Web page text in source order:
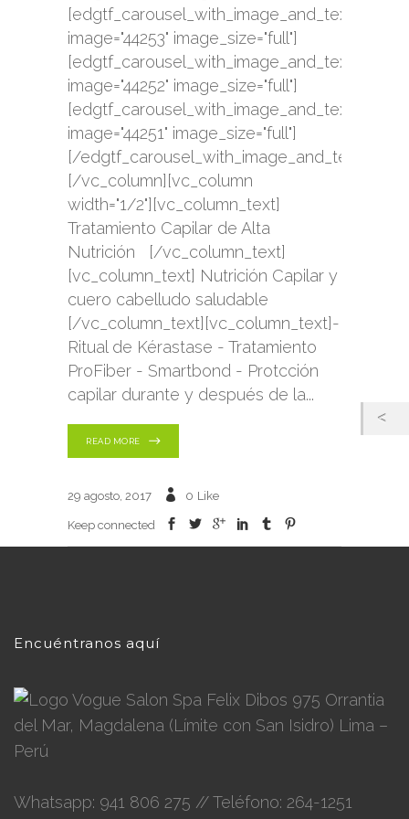
[edgtf_carousel_with_image_and_text_single
image="44253" image_size="full"]
[edgtf_carousel_with_image_and_text_single
image="44252" image_size="full"]
[edgtf_carousel_with_image_and_text_single
image="44251" image_size="full"]
[/edgtf_carousel_with_image_and_text]
[/vc_column][vc_column
width="1/2"][vc_column_text]
Tratamiento Capilar de Alta
Nutrición [/vc_column_text]
[vc_column_text] Nutrición Capilar y
cuero cabelludo saludable
[/vc_column_text][vc_column_text]-
Ritual de Kérastase - Tratamiento
ProFiber - Smartbond - Protcción
capilar durante y después de la
READ MORE
29 agosto, 2017 0 Like
Keep connected
Encuéntranos aquí
Felix Dibos 975 Orrantia
del Mar, Magdalena (Límite con San Isidro) Lima –
Perú
Whatsapp: 941 806 275 // Teléfono: 264-1251